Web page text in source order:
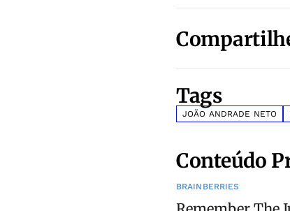
Tags
JOÃO ANDRADE NETO